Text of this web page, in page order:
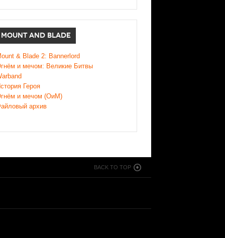
MOUNT AND BLADE
& Blade 2: Bannerlord
и мечом: Великие Битвы
Героя
и мечом (ОиМ)
архив
BACK TO TOP